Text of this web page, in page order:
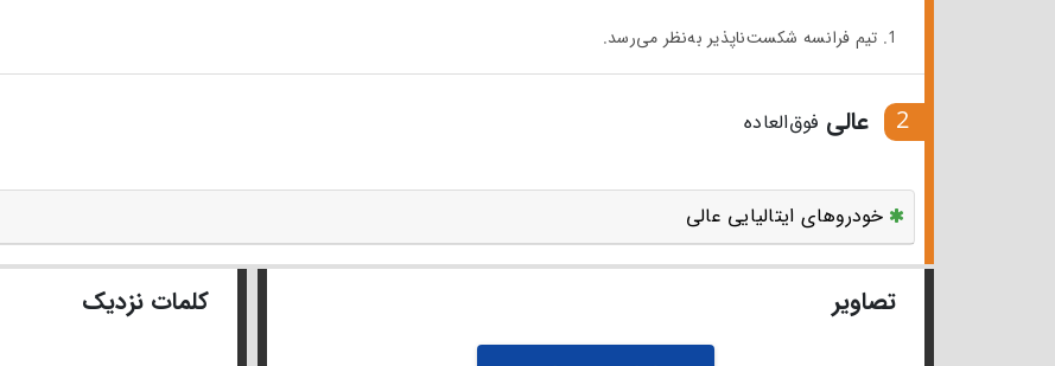
1. تیم فرانسه شکست‌ناپذیر به‌نظر می‌رسد.
2 عالی فوق‌العاده
خودروهای ایتالیایی عالی
تصاویر کلمات نزدیک